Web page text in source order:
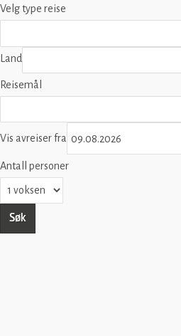
Velg type reise
Land
Reisemål
Vis avreiser fra
Antall personer
Søk